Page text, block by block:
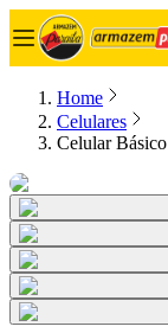
Home
Celulares
Celular Básico